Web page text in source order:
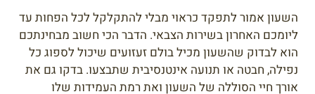
השעון אמור לתפקד כראוי מבלי להתקלקל לכל הפחות עד
ליומכם האחרון בשירות הצבאי. הדבר הכי חשוב מבחינתכם
הוא לבדוק שהשעון מכיל בולם זעזועים שיכול לספוג כל
נפילה, חבטה או תנועה אינטנסיבית שתבצעו. בדקו גם את
אורך חיי הסוללה של השעון ואת רמת העמידות שלו